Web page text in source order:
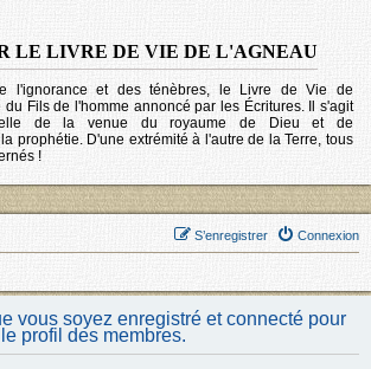
LE LIVRE DE VIE DE L'AGNEAU
l'ignorance et des ténèbres, le Livre de Vie de
du Fils de l'homme annoncé par les Écritures. Il s'agit
de la venue du royaume de Dieu et de
prophétie. D'une extrémité à l'autre de la Terre, tous
!
Connexion
S’enregistrer
vous soyez enregistré et connecté pour
profil des membres.